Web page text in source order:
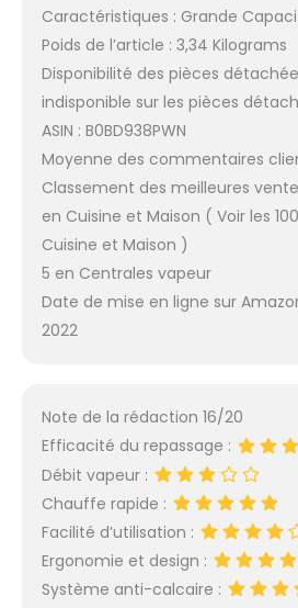
Caractéristiques : Grande
Poids de l’article : 3,34 Kilograms
Disponibilité des pièces
indisponible sur les pièces
ASIN : B0BD938PWN
Moyenne des commentaires
Classement des meilleures
en Cuisine et Maison ( Voir les
Cuisine et Maison )
5 en Centrales vapeur
Date de mise en ligne sur
2022
Note de la rédaction 16/20
Efficacité du repassage :
Débit vapeur :
Chauffe rapide :
Facilité d’utilisation :
Ergonomie et design :
Système anti-calcaire :